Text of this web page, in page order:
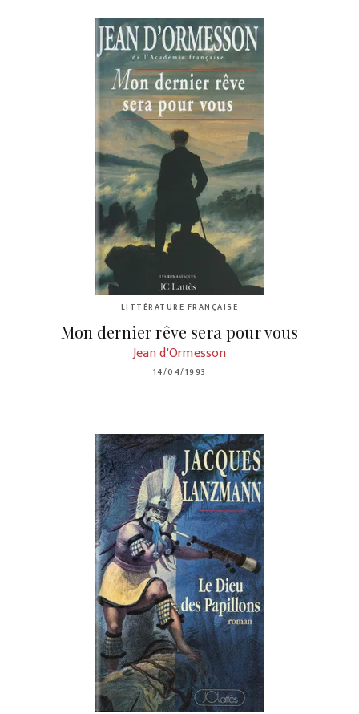
LITTÉRATURE FRANÇAISE
Mon dernier rêve sera pour vous
Jean d'Ormesson
14/04/1993